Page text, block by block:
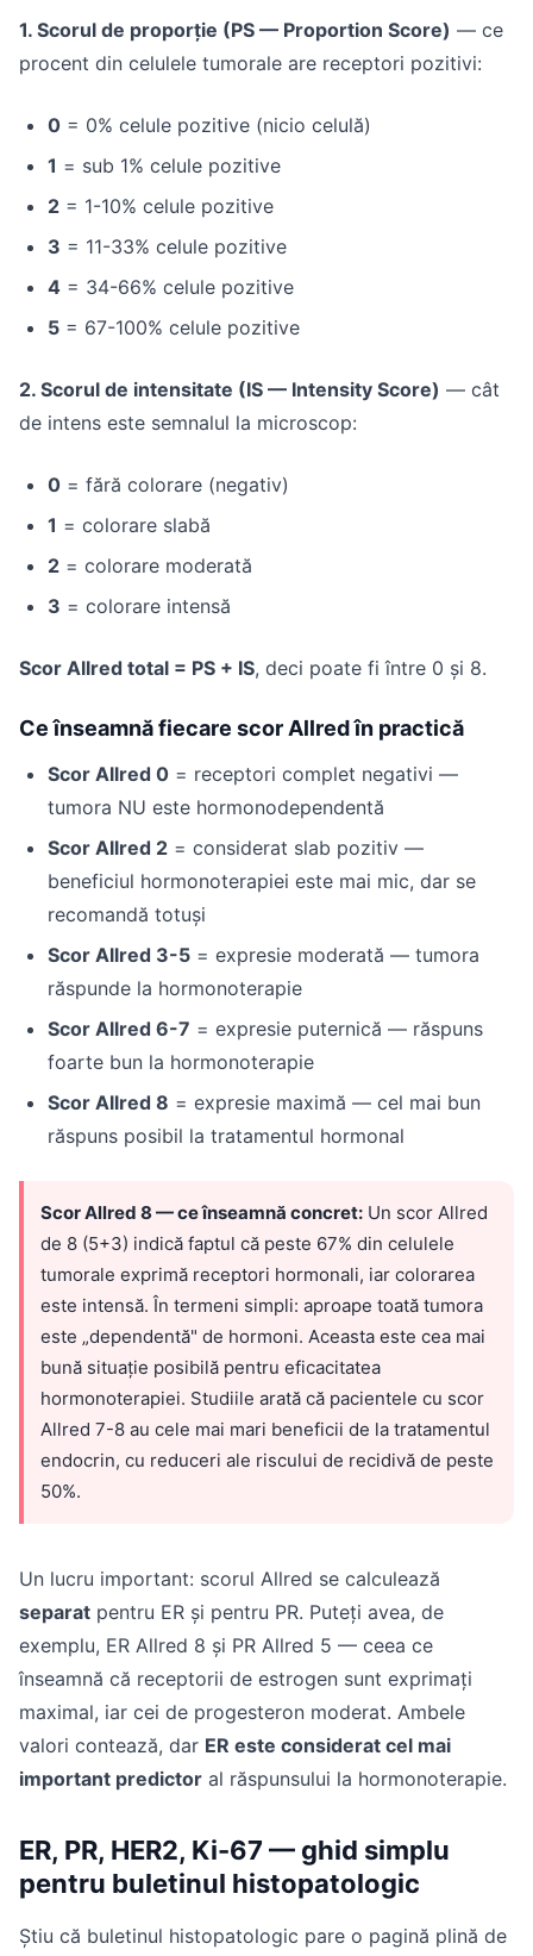
1. Scorul de proporție (PS — Proportion Score) — ce
procent din celulele tumorale are receptori pozitivi:
0 = 0% celule pozitive (nicio celulă)
1 = sub 1% celule pozitive
2 = 1-10% celule pozitive
3 = 11-33% celule pozitive
4 = 34-66% celule pozitive
5 = 67-100% celule pozitive
2. Scorul de intensitate (IS — Intensity Score) — cât
de intens este semnalul la microscop:
0 = fără colorare (negativ)
1 = colorare slabă
2 = colorare moderată
3 = colorare intensă
Scor Allred total = PS + IS, deci poate fi între 0 și 8.
Ce înseamnă fiecare scor Allred în practică
Scor Allred 0 = receptori complet negativi —
tumora NU este hormonodependentă
Scor Allred 2 = considerat slab pozitiv —
beneficiul hormonoterapiei este mai mic, dar se
recomandă totuși
Scor Allred 3-5 = expresie moderată — tumora
răspunde la hormonoterapie
Scor Allred 6-7 = expresie puternică — răspuns
foarte bun la hormonoterapie
Scor Allred 8 = expresie maximă — cel mai bun
răspuns posibil la tratamentul hormonal
Scor Allred 8 — ce înseamnă concret: Un scor Allred
de 8 (5+3) indică faptul că peste 67% din celulele
tumorale exprimă receptori hormonali, iar colorarea
este intensă. În termeni simpli: aproape toată tumora
este „dependentă" de hormoni. Aceasta este cea mai
bună situație posibilă pentru eficacitatea
hormonoterapiei. Studiile arată că pacientele cu scor
Allred 7-8 au cele mai mari beneficii de la tratamentul
endocrin, cu reduceri ale riscului de recidivă de peste
50%.
Un lucru important: scorul Allred se calculează
separat pentru ER și pentru PR. Puteți avea, de
exemplu, ER Allred 8 și PR Allred 5 — ceea ce
înseamnă că receptorii de estrogen sunt exprimați
maximal, iar cei de progesteron moderat. Ambele
valori contează, dar ER este considerat cel mai
important predictor al răspunsului la hormonoterapie.
ER, PR, HER2, Ki-67 — ghid simplu
pentru buletinul histopatologic
Știu că buletinul histopatologic pare o pagină plină de